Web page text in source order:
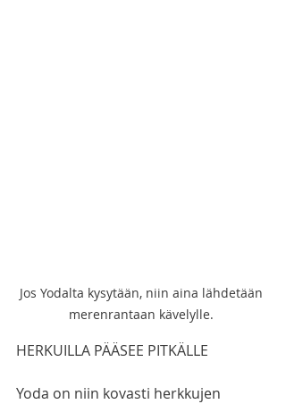
Jos Yodalta kysytään, niin aina lähdetään
merenrantaan kävelylle.
HERKUILLA PÄÄSEE PITKÄLLE
Yoda on niin kovasti herkkujen